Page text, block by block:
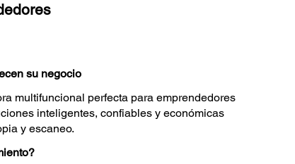
su negocio
multifuncional perfecta para emprendedores
inteligentes, confiables y económicas
y escaneo.